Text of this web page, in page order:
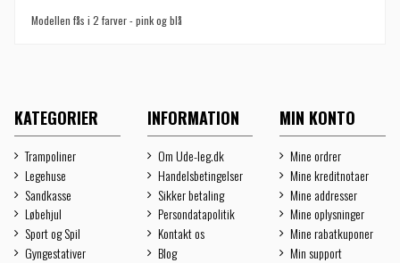
Modellen fås i 2 farver - pink og blå
KATEGORIER
Trampoliner
Legehuse
Sandkasse
Løbehjul
Sport og Spil
Gyngestativer
INFORMATION
Om Ude-leg.dk
Handelsbetingelser
Sikker betaling
Persondatapolitik
Kontakt os
Blog
MIN KONTO
Mine ordrer
Mine kreditnotaer
Mine addresser
Mine oplysninger
Mine rabatkuponer
Min support